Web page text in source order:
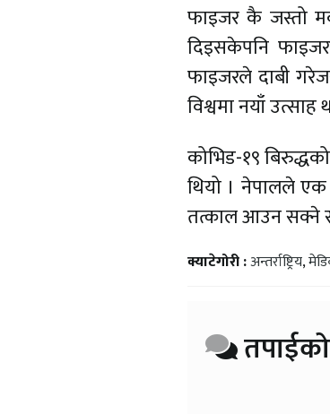
फाइजर कै जस्तो
दिइसकेपनि
फाइजरले दाबी
विश्वमा नयाँ उत्साह
कोभिड-१९
थियो । नेपालले
तत्काल आउन सक्ने
क्याटेगोरी :अन्तर्राष्ट्रिय,